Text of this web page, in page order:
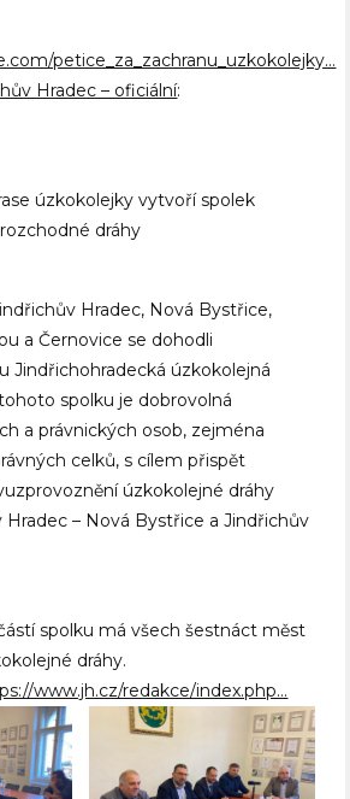
petice_za_zachranu_uzkokolejky…
Hradec – oficiální:
úzkokolejky vytvoří spolek
dráhy
Hradec, Nová Bystřice,
a Černovice se dohodli
Jindřichohradecká úzkokolejná
spolku je dobrovolná
a právnických osob, zejména
celků, s cílem přispět
úzkokolejné dráhy
Hradec – Nová Bystřice a Jindřichův
spolku má všech šestnáct měst
dráhy.
www.jh.cz/redakce/index.php…